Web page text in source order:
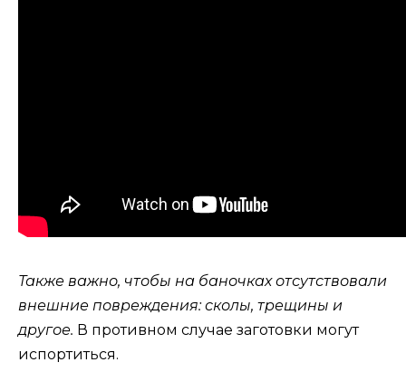
Также важно, чтобы на баночках отсутствовали
внешние повреждения: сколы, трещины и
другое. В противном случае заготовки могут
испортиться.